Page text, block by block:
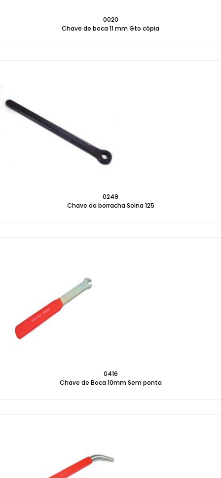
0020
Chave de boca 11 mm Gto cópia
0249
Chave da borracha Solna 125
0416
Chave de Boca 10mm Sem ponta